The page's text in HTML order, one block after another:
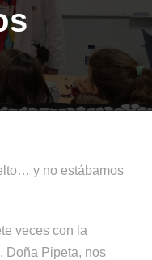
y no estábamos
veces con la
Doña Pipeta, nos